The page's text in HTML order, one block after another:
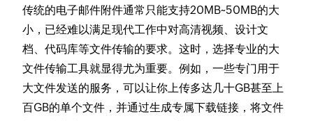
传统的电子邮件附件通常只能支持20MB~50MB的大
小，已经难以满足现代工作中对高清视频、设计文
档、代码库等文件传输的要求。这时，选择专业的大
文件传输工具就显得尤为重要。例如，一些专门用于
大文件发送的服务，可以让你上传多达几十GB甚至上
百GB的单个文件，并通过生成专属下载链接，将文件